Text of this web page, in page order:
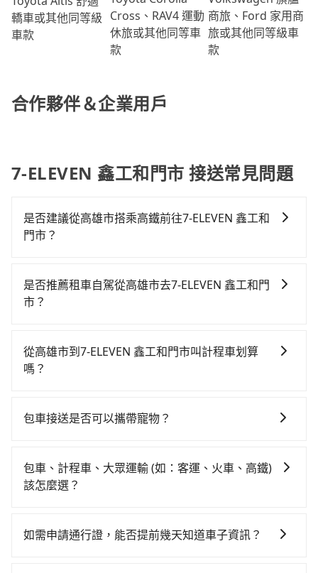
轎車或其他同等級
車款
Cross、RAV4 運動
休旅或其他同等車
款
商旅、Ford 家用商
旅或其他同等級車
款
合作夥伴＆企業用戶
7-ELEVEN 鑫工和門市 接送常見問題
是否建議從高雄市搭乘高鐵前往7-ELEVEN 鑫工和
門市？
乘坐舒適、省時、較貴！從最早05:50一直到22:55，左
營-台中一天最多有90班次高鐵可搭乘。假設從高雄市左
又過了20分鐘，再乘坐42~69分鐘（平均57分）的高鐵
從左營站前往台中高鐵站，每人票價790元，再用10分
市西屯區) 的目的地。全程加上轉車時間共1小時44分
均花費約730元，費時2小時12分鐘。長距離移動確實搭
乘高鐵可以比坐車快，但卻要額外支出約560元的交通
tripool的拼車共乘服務，最多可再節省50%的交通費
是否推薦租車自駕從高雄市去7-ELEVEN 鑫工和門
市？
時不需要閉目養神（因為要自己開車），最重要的是你
當天就要來回，那在高雄路邊可隨租隨借的iRent應該是
市（左營區）到7-ELEVEN 鑫工和門市的花費預估為
時40元路邊停車費用預估進去，但額外的汽車保險與可
能的罰單都需自付。再者，和運的iRent只提供最基本的
或九人座可供選擇，而且無人租車最令人詬病的就是車
從高雄市到7-ELEVEN 鑫工和門市叫計程車划算
嗎？
灣大車隊、Uber、Line Taxi、Yoxi等，如果在路邊攔不
約tripool可省高達$1,700。綜合以上，無論在價格或服
務品質上，tripool都是你從高雄市到7-ELEVEN 鑫工和
包車接送是否可以攜帶寵物？
預定時特別勾選，是可以讓置入提籠或提袋內的中小型
寵物同行。且為了行程安全，請勿將寵物抱出來或置於
包車、計程車、大眾運輸 (如：客運、火車、高鐵)
該怎麼選？
擇： 預算：不同交通工具價格不同，可先確定您的預
如需申請通行證，能否提前幾天知道車子資訊？